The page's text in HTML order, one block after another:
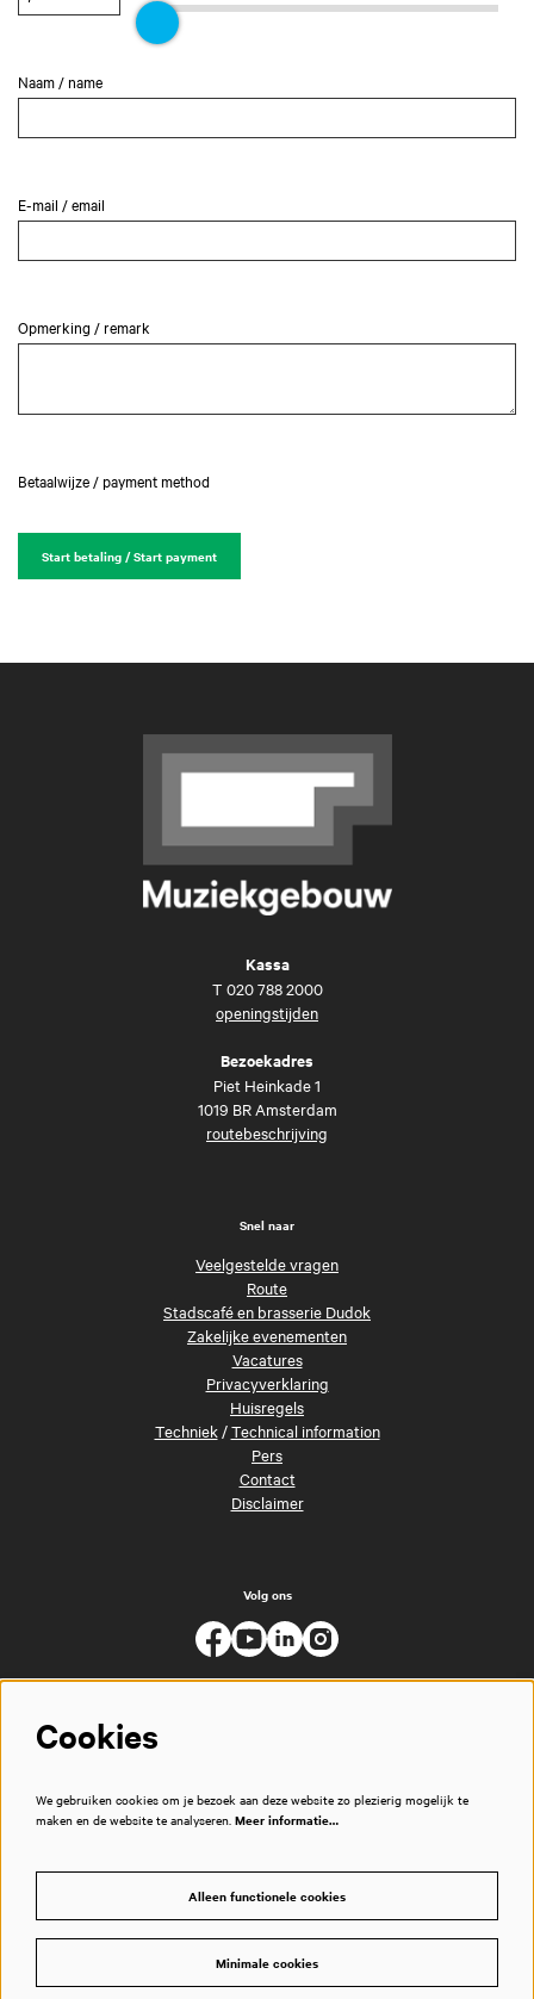
Naam / name
E-mail / email
Opmerking / remark
Betaalwijze / payment method
Start betaling / Start payment
Kassa
T 020 788 2000
openingstijden
Bezoekadres
Piet Heinkade 1
1019 BR Amsterdam
routebeschrijving
Snel naar
Veelgestelde vragen
Route
Stadscafé en brasserie Dudok
Zakelijke evenementen
Vacatures
Privacyverklaring
Huisregels
Techniek/Technical information
Pers
Contact
Disclaimer
Volg ons
Cookies
We gebruiken cookies om je bezoek aan deze website zo plezierig mogelijk te
maken en de website te analyseren. Meer informatie…
Alleen functionele cookies
Minimale cookies